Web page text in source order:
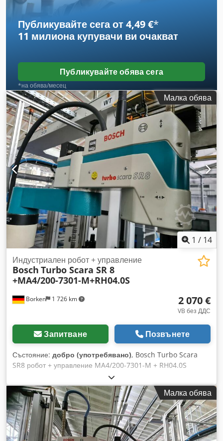
въпроси сме на разположение по телефона. Поръчка може
да се направи писмено по имейл или факс.
Публикувайте сега от 4,49 €*
11 милиона купувачи ви очакват
Публикувайте обява сега
*на обява/месец
Малка обява
1 / 14
Borken 1 726 km
Индустриален робот + управление
Bosch Turbo Scara SR 8
+MA4/200-7301-M+RH04.0S
2 070 €
VB без ДДС
Запитване Позвънете
Състояние: добро (употребявано), Bosch Turbo Scara
SR8 робот + управление MA4/200-7301-M + RH04.0S
Производител: Bosch PN налягане макс. 8 bar Максимален
товар: 8 kg Тегло на робота: 51 kg + Управлението включва
следните компоненти: Rexroth / MA4/200-7301-M / модул
за управление на робот Rexroth RH04.0S Ъгъл на въртене /
Технически данни - вижте изображението Тъй като
артикулът се предлага в повече от един екземпляр и
роботите могат да бъдат оборудвани с различни работни
Малка обява